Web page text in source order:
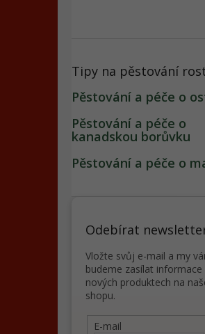
Tipy na pěstování
Pěstování a péče o
Pěstování a péče o
kanadskou borůvku
Pěstování a péče o
Odebírat
Vložte svůj e-mail a my
budeme zasílat informace
nových produktech na
shopu.
E-mail